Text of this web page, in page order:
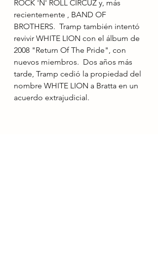
ROCK 'N' ROLL CIRCUZ y, más
recientemente , BAND OF
BROTHERS.  Tramp también intentó
revivir WHITE LION con el álbum de
2008 "Return Of The Pride", con
nuevos miembros.  Dos años más
tarde, Tramp cedió la propiedad del
nombre WHITE LION a Bratta en un
acuerdo extrajudicial.